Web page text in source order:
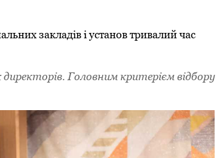
закладів і установ тривалий час
Головним критерієм відбору